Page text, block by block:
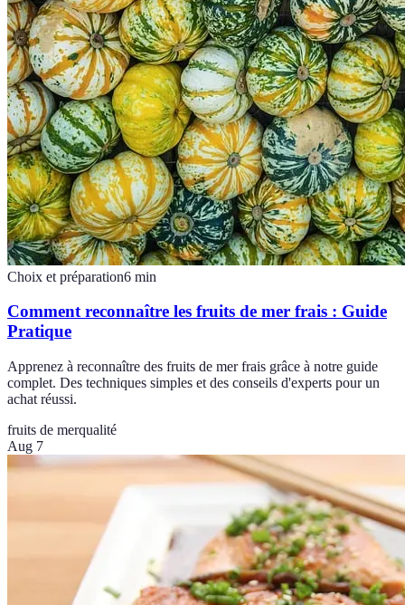
Choix et préparation6 min
Comment reconnaître les fruits de mer frais : Guide
Pratique
Apprenez à reconnaître des fruits de mer frais grâce à notre guide
complet. Des techniques simples et des conseils d'experts pour un
achat réussi.
fruits de merqualité
Aug 7